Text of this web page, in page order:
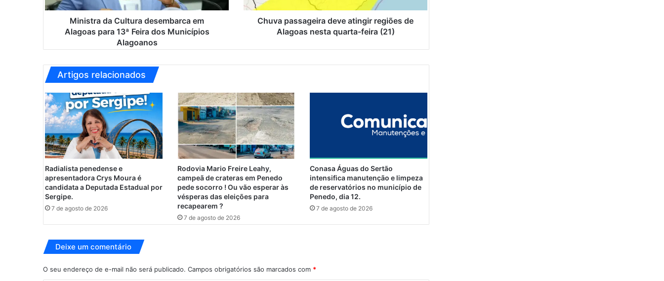
d
l
u
r
a
d
e
s
e
m
b
a
r
c
a
e
A
a
o
a
Ministra da Cultura desembarca em
Alagoas para 13ª Feira dos Municípios
Alagoanos
s
i
e
v
e
a
t
i
n
r
r
i
d
e
Chuva passageira deve atingir regiões de
Alagoas nesta quarta-feira (21)
Artigos relacionados
Radialista penedense e
apresentadora Crys Moura é
candidata a Deputada Estadual por
Sergipe.
7 de agosto de 2026
Rodovia Mario Freire Leahy,
campeã de crateras em Penedo
pede socorro ! Ou vão esperar às
vésperas das eleições para
recapearem ?
7 de agosto de 2026
Conasa Águas do Sertão
intensifica manutenção e limpeza
de reservatórios no município de
Penedo, dia 12.
7 de agosto de 2026
Deixe um comentário
O seu endereço de e-mail não será publicado. Campos obrigatórios são marcados com *